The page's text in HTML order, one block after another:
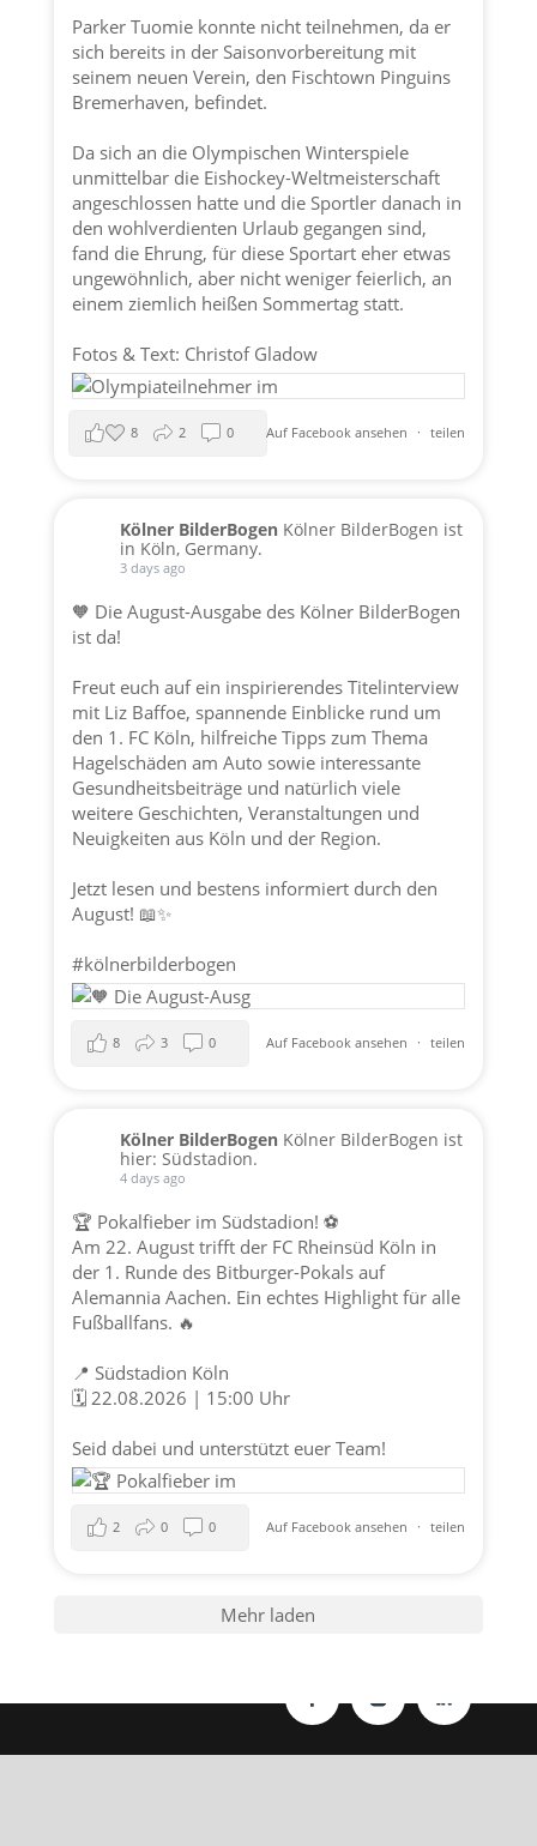
Parker Tuomie konnte nicht teilnehmen, da er
sich bereits in der Saisonvorbereitung mit
seinem neuen Verein, den Fischtown Pinguins
Bremerhaven, befindet.
Da sich an die Olympischen Winterspiele
unmittelbar die Eishockey-Weltmeisterschaft
angeschlossen hatte und die Sportler danach in
den wohlverdienten Urlaub gegangen sind,
fand die Ehrung, für diese Sportart eher etwas
ungewöhnlich, aber nicht weniger feierlich, an
einem ziemlich heißen Sommertag statt.
Fotos & Text: Christof Gladow
Auf Facebook ansehen · teilen
8 2 0
Kölner BilderBogen Kölner BilderBogen ist
in Köln, Germany.
3 days ago
🧡 Die August-Ausgabe des Kölner BilderBogen
ist da!
Freut euch auf ein inspirierendes Titelinterview
mit Liz Baffoe, spannende Einblicke rund um
den 1. FC Köln, hilfreiche Tipps zum Thema
Hagelschäden am Auto sowie interessante
Gesundheitsbeiträge und natürlich viele
weitere Geschichten, Veranstaltungen und
Neuigkeiten aus Köln und der Region.
Jetzt lesen und bestens informiert durch den
August! 📖✨
#kölnerbilderbogen
Auf Facebook ansehen · teilen
8 3 0
Kölner BilderBogen Kölner BilderBogen ist
hier: Südstadion.
4 days ago
🏆 Pokalfieber im Südstadion! ⚽️
Am 22. August trifft der FC Rheinsüd Köln in
der 1. Runde des Bitburger-Pokals auf
Alemannia Aachen. Ein echtes Highlight für alle
Fußballfans. 🔥
📍 Südstadion Köln
🗓️ 22.08.2026 | 15:00 Uhr
Seid dabei und unterstützt euer Team!
Auf Facebook ansehen · teilen
2 0 0
Mehr laden
Impressum| © perey-medien